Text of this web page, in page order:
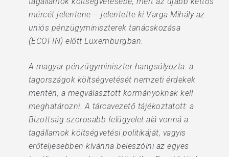
mércét jelentene – jelentette ki Varga Mihály az
uniós pénzügyminiszterek tanácskozása
(ECOFIN) előtt Luxemburgban.
A magyar pénzügyminiszter hangsúlyozta: a
tagországok költségvetését nemzeti érdekek
mentén, a megválasztott kormányoknak kell
meghatározni. A tárcavezető tájékoztatott: a
Bizottság szorosabb felügyelet alá vonná a
tagállamok költségvetési politikáját, vagyis
erőteljesebben kívánna beleszólni az egyes